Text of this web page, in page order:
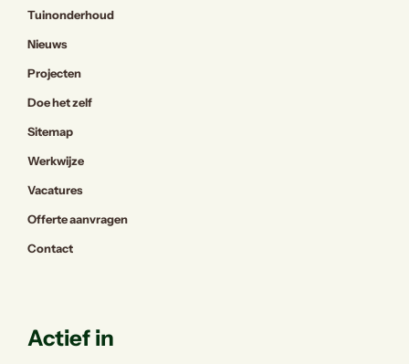
Tuinonderhoud
Nieuws
Projecten
Doe het zelf
Sitemap
Werkwijze
Vacatures
Offerte aanvragen
Contact
Actief in